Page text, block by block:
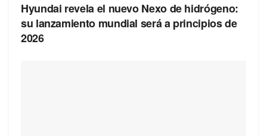
Hyundai revela el nuevo Nexo de hidrógeno:
su lanzamiento mundial será a principios de
2026